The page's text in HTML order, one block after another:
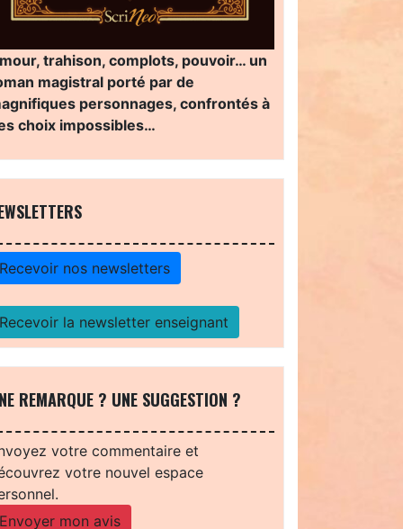
trahison, complots, pouvoir… un
magistral porté par de
personnages, confrontés à
choix impossibles…
Recevoir nos newsletters
Recevoir la newsletter enseignant
REMARQUE ? UNE SUGGESTION ?
votre commentaire et
votre nouvel espace
Envoyer mon avis